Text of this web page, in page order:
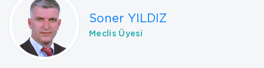
Soner YILDIZ
Meclis Üyesi